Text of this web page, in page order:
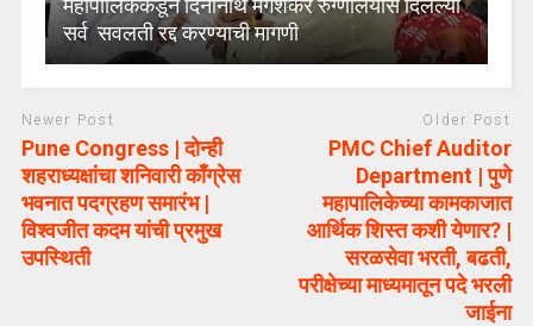
सर्व सवलती रद्द करण्याची मागणी
Newer Post
Pune Congress | दोन्ही
शहराध्यक्षांचा शनिवारी काँग्रेस
भवनात पदग्रहण समारंभ |
विश्वजीत कदम यांची प्रमुख
उपस्थिती
Older Post
PMC Chief Auditor
Department | पुणे
महापालिकेच्या कामकाजात
आर्थिक शिस्त कशी येणार? |
सरळसेवा भरती, बढती,
परीक्षेच्या माध्यमातून पदे भरली
जाईना